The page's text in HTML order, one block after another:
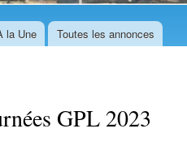
la Une Toutes les annonces
GPL 2023